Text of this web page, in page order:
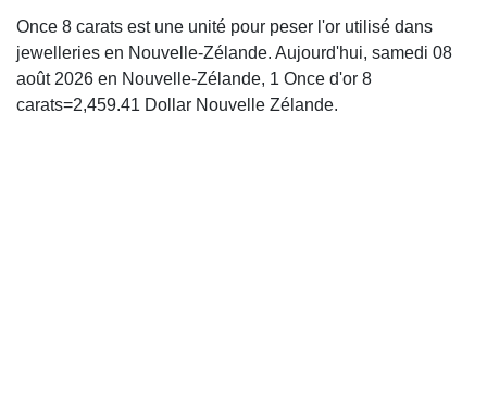
Once 8 carats est une unité pour peser l'or utilisé dans
jewelleries en Nouvelle-Zélande. Aujourd'hui, samedi 08
août 2026 en Nouvelle-Zélande, 1 Once d'or 8
carats=2,459.41 Dollar Nouvelle Zélande.